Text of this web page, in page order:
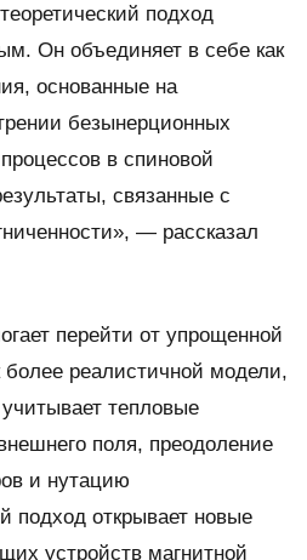
подход
Он объединяет в себе как
основанные на
безынерционных
в спиновой
связанные с
— рассказал
перейти от упрощенной
более реалистичной модели,
тепловые
поля, преодоление
и нутацию
подход открывает новые
устройств магнитной